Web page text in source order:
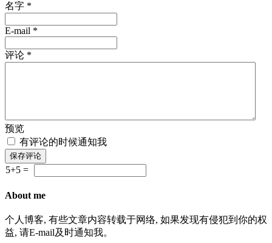
名字 *
E-mail *
评论 *
预览
有评论的时候通知我
5+5 =
About me
个人博客, 有些文章内容转载于网络, 如果发现有侵犯到你的权
益, 请E-mail及时通知我。